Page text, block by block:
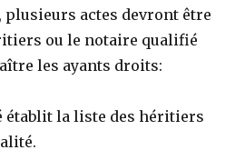
plusieurs actes devront être
ou le notaire qualifié
les ayants droits:
établit la liste des héritiers